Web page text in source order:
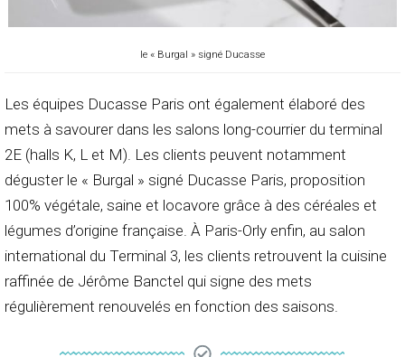
le « Burgal » signé Ducasse
Les équipes Ducasse Paris ont également élaboré des
mets à savourer dans les salons long-courrier du terminal
2E (halls K, L et M). Les clients peuvent notamment
déguster le « Burgal » signé Ducasse Paris, proposition
100% végétale, saine et locavore grâce à des céréales et
légumes d’origine française. À Paris-Orly enfin, au salon
international du Terminal 3, les clients retrouvent la cuisine
raffinée de Jérôme Banctel qui signe des mets
régulièrement renouvelés en fonction des saisons.